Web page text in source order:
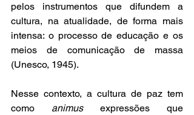
pelos instrumentos que difundem a
cultura, na atualidade, de forma mais
intensa: o processo de educação e os
meios de comunicação de massa
(Unesco, 1945).
Nesse contexto, a cultura de paz tem
como animus expressões que